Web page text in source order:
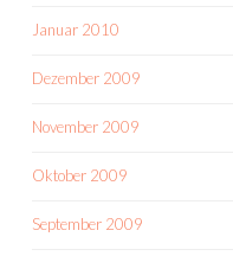
Januar 2010
Dezember 2009
November 2009
Oktober 2009
September 2009